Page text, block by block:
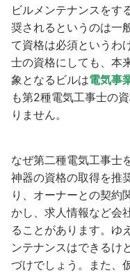
ビルメンテナンスをす
奨されるというのは一
て資格は必須というわ
士の資格にしても、本
象となるビルは電気事
も第2種電気工事士の
りません。
なぜ第二種電気工事士
神器の資格の取得を推
り、オーナーとの契約
かし、求人情報など会
ることがあります。ゆ
ンテナンスはできるけ
づけでしょう。また、